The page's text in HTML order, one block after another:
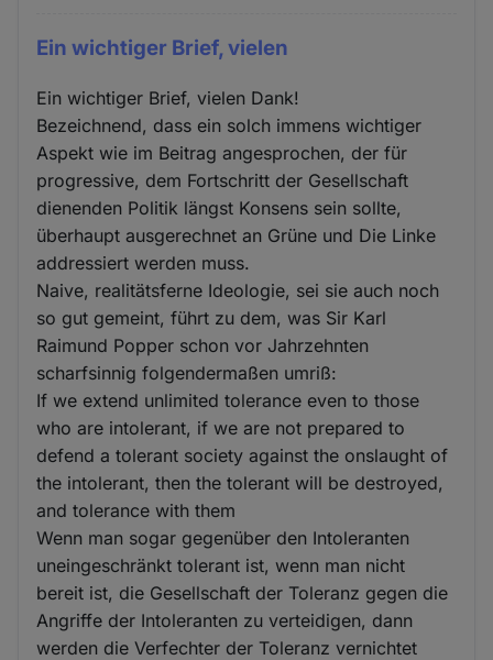
Ein wichtiger Brief, vielen
Ein wichtiger Brief, vielen Dank!
Bezeichnend, dass ein solch immens wichtiger
Aspekt wie im Beitrag angesprochen, der für
progressive, dem Fortschritt der Gesellschaft
dienenden Politik längst Konsens sein sollte,
überhaupt ausgerechnet an Grüne und Die Linke
addressiert werden muss.
Naive, realitätsferne Ideologie, sei sie auch noch
so gut gemeint, führt zu dem, was Sir Karl
Raimund Popper schon vor Jahrzehnten
scharfsinnig folgendermaßen umriß:
If we extend unlimited tolerance even to those
who are intolerant, if we are not prepared to
defend a tolerant society against the onslaught of
the intolerant, then the tolerant will be destroyed,
and tolerance with them
Wenn man sogar gegenüber den Intoleranten
uneingeschränkt tolerant ist, wenn man nicht
bereit ist, die Gesellschaft der Toleranz gegen die
Angriffe der Intoleranten zu verteidigen, dann
werden die Verfechter der Toleranz vernichtet